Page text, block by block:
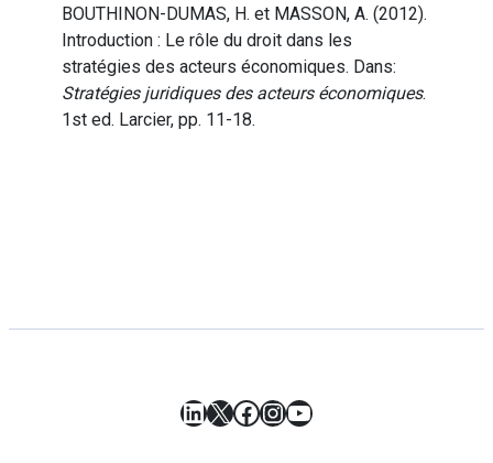
BOUTHINON-DUMAS, H. et MASSON, A. (2012).
Introduction : Le rôle du droit dans les
stratégies des acteurs économiques. Dans:
Stratégies juridiques des acteurs économiques.
1st ed. Larcier, pp. 11-18.
LinkedIn
X Facebook
Instagram
YouTube